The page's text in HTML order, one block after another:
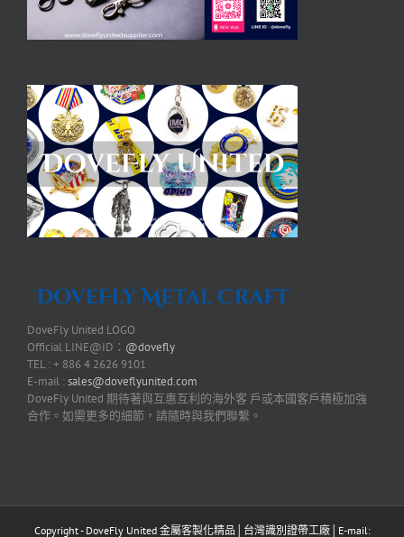
DoveFly United LOGO
Official LINE@ID： @dovefly
TEL : + 886 4 2626 9101
E-mail :sales@doveflyunited.com
DoveFly United 期待著與互惠互利的海外客 戶或本國客戶積極加強
合作。如需更多的細節，請隨時與我們聯繫。
Copyright - DoveFly United 金屬客製化精品│台灣識別證帶工廠│E-mail: